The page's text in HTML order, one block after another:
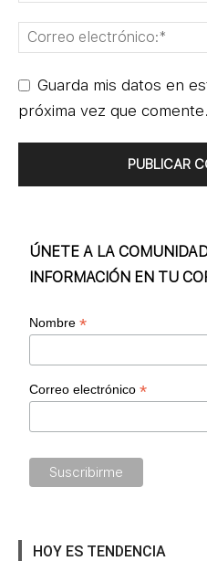
Guarda mis datos en
próxima vez que comente.
ÚNETE A LA
INFORMACIÓN EN TU
Nombre*
Correo electrónico*
HOY ES TENDENCIA